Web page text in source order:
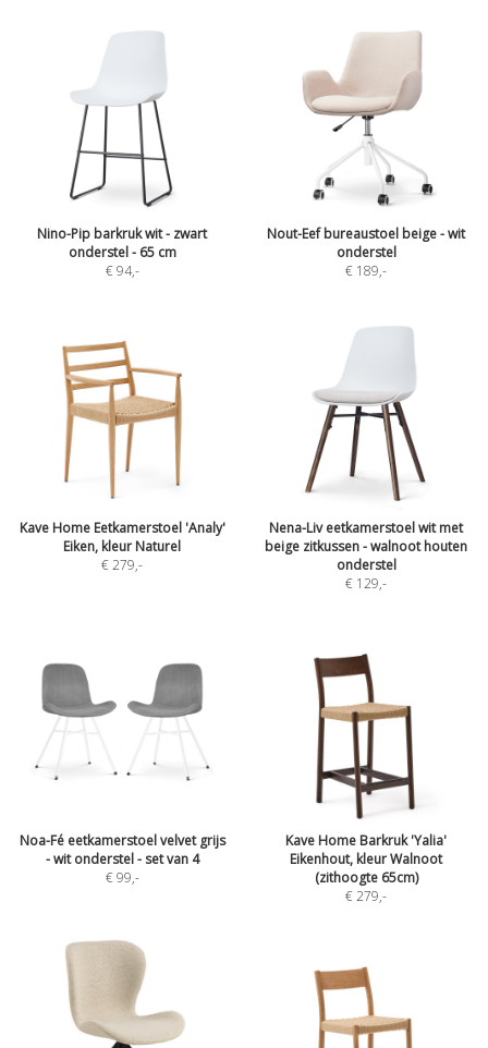
Nino-Pip barkruk wit - zwart
onderstel - 65 cm
€ 94,-
Nout-Eef bureaustoel beige - wit
onderstel
€ 189,-
Kave Home Eetkamerstoel 'Analy'
Eiken, kleur Naturel
€ 279,-
Nena-Liv eetkamerstoel wit met
beige zitkussen - walnoot houten
onderstel
€ 129,-
Noa-Fé eetkamerstoel velvet grijs
- wit onderstel - set van 4
€ 99,-
Kave Home Barkruk 'Yalia'
Eikenhout, kleur Walnoot
(zithoogte 65cm)
€ 279,-